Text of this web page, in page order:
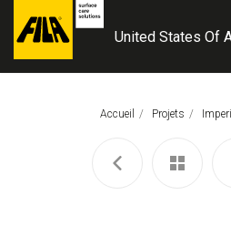
FILA
United States Of
Accueil Projets Page